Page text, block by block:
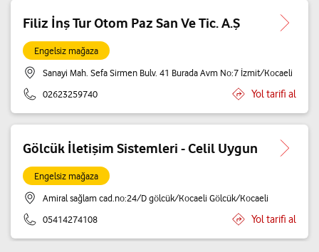
Filiz İnş Tur Otom Paz San Ve Tic. A.Ş
Engelsiz mağaza
Sanayi Mah. Sefa Sirmen Bulv. 41 Burada Avm No:7 İzmit/Kocaeli
02623259740
Yol tarifi al
Gölcük İletişim Sistemleri - Celil Uygun
Engelsiz mağaza
Amiral sağlam cad.no:24/D gölcük/Kocaeli Gölcük/Kocaeli
05414274108
Yol tarifi al